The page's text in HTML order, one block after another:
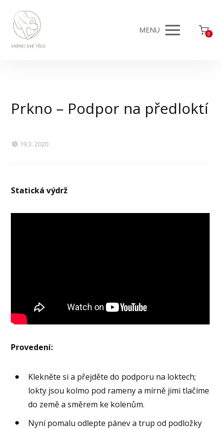
MENU 0
Prkno – Podpor na předloktí
19.3. 2020
Statická výdrž
Provedení:
Klekněte si a přejděte do podporu na loktech;
lokty jsou kolmo pod rameny a mírně jimi tlačíme
do země a směrem ke kolenům.
Nyní pomalu odlepte pánev a trup od podložky